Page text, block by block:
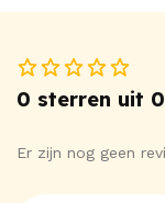
0 sterren uit
Er zijn nog geen